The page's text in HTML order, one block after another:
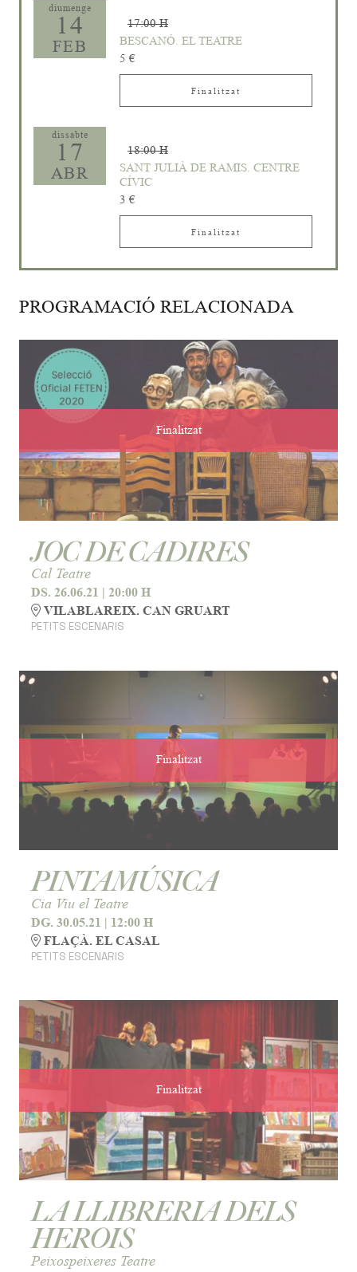
diumenge
14
FEB
17:00 H
BESCANÓ. EL TEATRE
5 €
Finalitzat
dissabte
17
ABR
18:00 H
SANT JULIÀ DE RAMIS. CENTRE
CÍVIC
3 €
Finalitzat
PROGRAMACIÓ RELACIONADA
Finalitzat
JOC DE CADIRES
Cal Teatre
DS. 26.06.21 | 20:00 H
VILABLAREIX. CAN GRUART
PETITS ESCENARIS
Finalitzat
PINTAMÚSICA
Cia Viu el Teatre
DG. 30.05.21 | 12:00 H
FLAÇÀ. EL CASAL
PETITS ESCENARIS
Finalitzat
LA LLIBRERIA DELS
HEROIS
Peixospeixeres Teatre